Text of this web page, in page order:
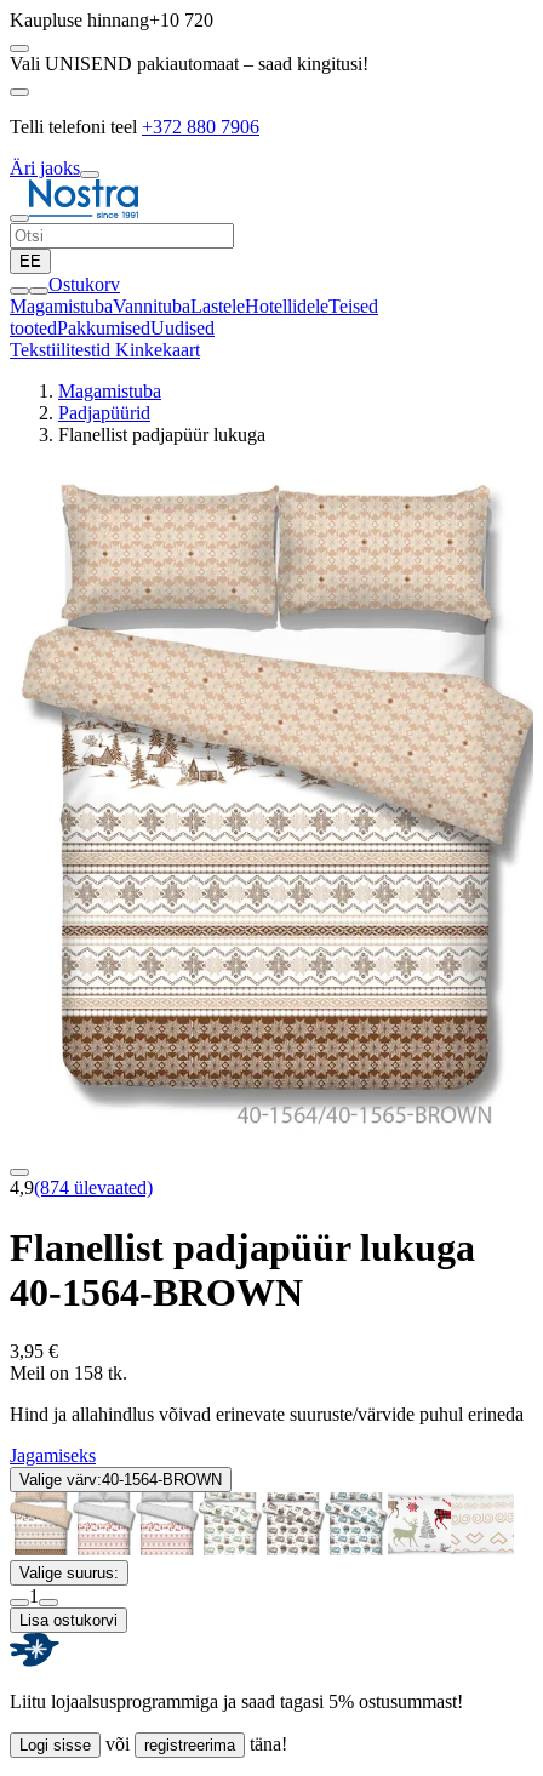
Kaupluse hinnang+10 720
Vali UNISEND pakiautomaat – saad kingitusi!
Telli telefoni teel +372 880 7906
Äri jaoks
EE
Ostukorv
MagamistubaVannitubaLasteleHotellideleTeised
tootedPakkumisedUudised
Tekstiilitestid Kinkekaart
Magamistuba
Padjapüürid
Flanellist padjapüür lukuga
4,9(874 ülevaated)
Flanellist padjapüür lukuga
40-1564-BROWN
3,95 €
Meil on 158 tk.
Hind ja allahindlus võivad erinevate suuruste/värvide puhul erineda
Jagamiseks
Valige värv:40-1564-BROWN
Valige suurus:
1
Lisa ostukorvi
Liitu lojaalsusprogrammiga ja saad tagasi 5% ostusummast!
Logi sisse või registreerima täna!